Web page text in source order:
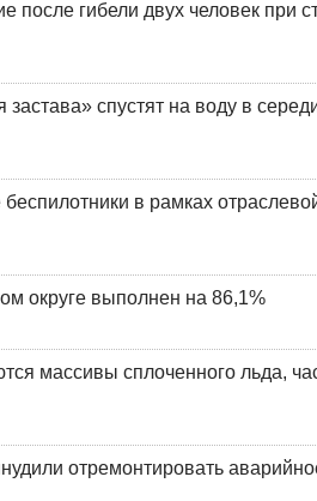
после гибели двух человек при
застава» спустят на воду в
в рамках
округе выполнен на 86,1%
массивы сплоченного льда,
отремонтировать